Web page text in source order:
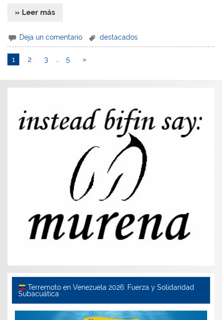
» Leer más
Deja un comentario destacados
1 2 3 … 5 »
Terremoto en Venezuela 2026: Fuerza y Solidaridad
Subacuática